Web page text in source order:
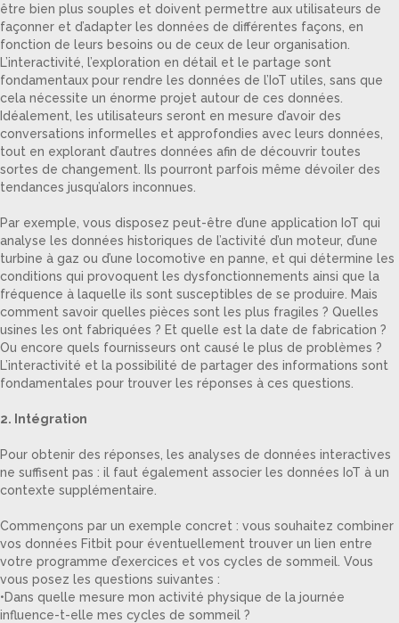
être bien plus souples et doivent permettre aux utilisateurs de
façonner et d’adapter les données de différentes façons, en
fonction de leurs besoins ou de ceux de leur organisation.
L’interactivité, l’exploration en détail et le partage sont
fondamentaux pour rendre les données de l’IoT utiles, sans que
cela nécessite un énorme projet autour de ces données.
Idéalement, les utilisateurs seront en mesure d’avoir des
conversations informelles et approfondies avec leurs données,
tout en explorant d’autres données afin de découvrir toutes
sortes de changement. Ils pourront parfois même dévoiler des
tendances jusqu’alors inconnues.
Par exemple, vous disposez peut-être d’une application IoT qui
analyse les données historiques de l’activité d’un moteur, d’une
turbine à gaz ou d’une locomotive en panne, et qui détermine les
conditions qui provoquent les dysfonctionnements ainsi que la
fréquence à laquelle ils sont susceptibles de se produire. Mais
comment savoir quelles pièces sont les plus fragiles ? Quelles
usines les ont fabriquées ? Et quelle est la date de fabrication ?
Ou encore quels fournisseurs ont causé le plus de problèmes ?
L’interactivité et la possibilité de partager des informations sont
fondamentales pour trouver les réponses à ces questions.
2. Intégration
Pour obtenir des réponses, les analyses de données interactives
ne suffisent pas : il faut également associer les données IoT à un
contexte supplémentaire.
Commençons par un exemple concret : vous souhaitez combiner
vos données Fitbit pour éventuellement trouver un lien entre
votre programme d’exercices et vos cycles de sommeil. Vous
vous posez les questions suivantes :
•Dans quelle mesure mon activité physique de la journée
influence-t-elle mes cycles de sommeil ?